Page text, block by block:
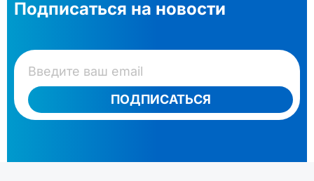
Подписаться на новости
ПОДПИСАТЬСЯ